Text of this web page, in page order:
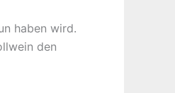
haben wird.
den